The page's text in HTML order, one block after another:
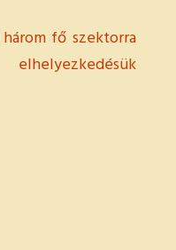
fő szektorra